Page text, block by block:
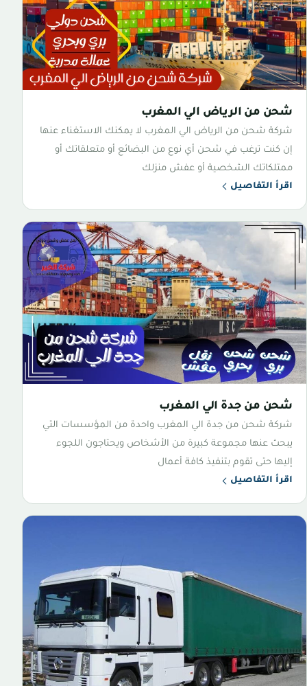
شحن من الرياض الي المغرب
شركة شحن من الرياض الي المغرب لا يمكنك الاستغناء عنها
إن كنت ترغب في شحن أي نوع من البضائع أو متعلقاتك أو
ممتلكاتك الشخصية أو عفش منزلك
اقرأ التفاصيل
شحن من جدة الي المغرب
شركة شحن من جدة الي المغرب واحدة من المؤسسات التي
يبحث عنها مجموعة كبيرة من الأشخاص ويحتاجون اللجوء
إليها حتى تقوم بتنفيذ كافة أعمال
اقرأ التفاصيل